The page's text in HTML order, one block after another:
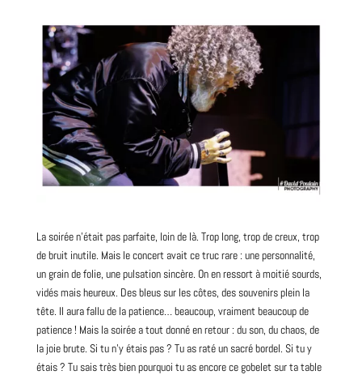
La soirée n’était pas parfaite, loin de là. Trop long, trop de creux, trop
de bruit inutile. Mais le concert avait ce truc rare : une personnalité,
un grain de folie, une pulsation sincère. On en ressort à moitié sourds,
vidés mais heureux. Des bleus sur les côtes, des souvenirs plein la
tête. Il aura fallu de la patience… beaucoup, vraiment beaucoup de
patience ! Mais la soirée a tout donné en retour : du son, du chaos, de
la joie brute. Si tu n’y étais pas ? Tu as raté un sacré bordel. Si tu y
étais ? Tu sais très bien pourquoi tu as encore ce gobelet sur ta table